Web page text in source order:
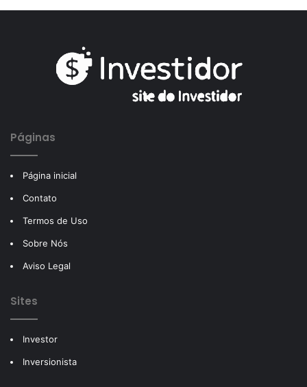
Páginas
Página inicial
Contato
Termos de Uso
Sobre Nós
Aviso Legal
Sites
Investor
Inversionista